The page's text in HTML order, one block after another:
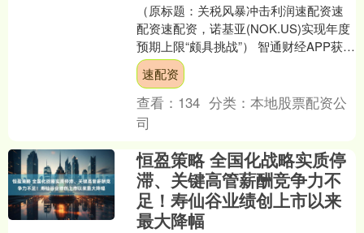
（原标题：关税风暴冲击利润速配资速
配资速配资，诺基亚(NOK.US)实现年度
预期上限“颇具挑战”） 智通财经APP获
悉，诺基亚公司(NOK.US)表示，由于受
到....
速配资
查看： 134 分类：本地股票配资公
司
恒盈策略 全国化战略实质停
滞、关键高管薪酬竞争力不
足！寿仙谷业绩创上市以来
最大降幅